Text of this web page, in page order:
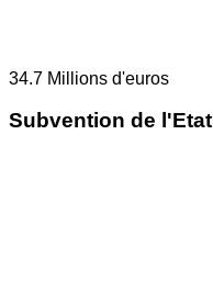
34.7 Millions d'euros
Subvention de l'Etat